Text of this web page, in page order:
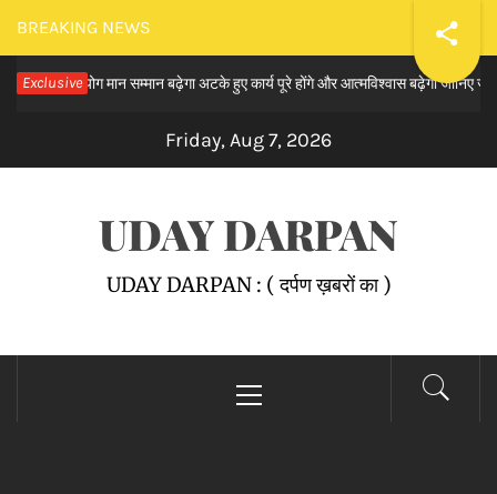
Skip
to
content
BREAKING NEWS
Exclusive
के योग मान सम्मान बढ़ेगा अटके हुए कार्य पूरे होंगे और आत्मविश्वास बढ़ेगा जानिए ज्योतिष
Friday, Aug 7, 2026
UDAY DARPAN
UDAY DARPAN : ( दर्पण ख़बरों का )
Menu